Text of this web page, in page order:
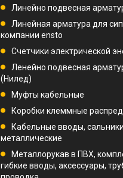
Линейно подвесная
Линейная арматура для
компании ensto
Счетчики электрической
Ленейно подвесная
(Нилед)
Муфты кабельные
Коробки клеммные
Кабельные вводы, сальники
металлические
Металлорукав в ПВХ,
гибкие вводы, аксессуары,